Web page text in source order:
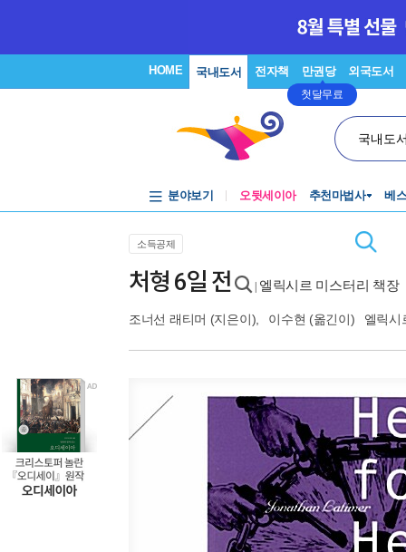
HOME 국내도서 전자책 만권당
첫달무료
외국도서
국내도
분야보기 오뒷세이아 추천마법사 베
소득공제
처형 6일 전 엘릭시르 미스터리 책장
조너선 래티머 (지은이), 이수현 (옮긴이) 엘릭시